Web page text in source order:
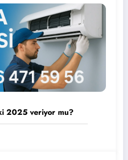
2025 veriyor mu?